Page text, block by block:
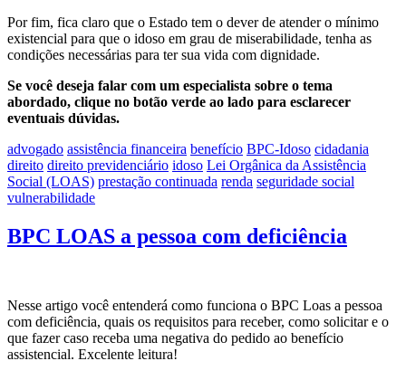
Por fim, fica claro que o Estado tem o dever de atender o mínimo
existencial para que o idoso em grau de miserabilidade, tenha as
condições necessárias para ter sua vida com dignidade.
Se você deseja falar com um especialista sobre o tema
abordado, clique no botão verde ao lado para esclarecer
eventuais dúvidas.
advogado assistência financeira benefício BPC-Idoso cidadania
direito direito previdenciário idoso Lei Orgânica da Assistência
Social (LOAS) prestação continuada renda seguridade social
vulnerabilidade
BPC LOAS a pessoa com deficiência
Nesse artigo você entenderá como funciona o BPC Loas a pessoa
com deficiência, quais os requisitos para receber, como solicitar e o
que fazer caso receba uma negativa do pedido ao benefício
assistencial. Excelente leitura!